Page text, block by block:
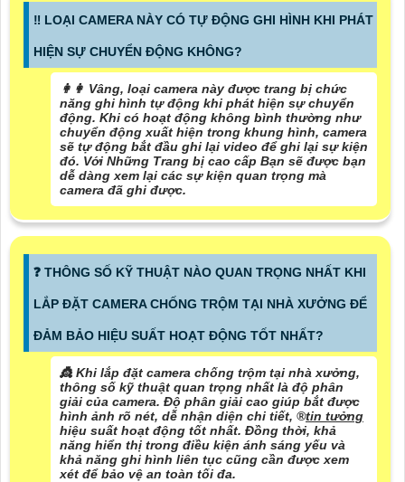
‼️ LOẠI CAMERA NÀY CÓ TỰ ĐỘNG GHI HÌNH KHI PHÁT
HIỆN SỰ CHUYỂN ĐỘNG KHÔNG?
️👩‍👩 Vâng, loại camera này được trang bị chức
năng ghi hình tự động khi phát hiện sự chuyển
động. Khi có hoạt động không bình thường như
chuyển động xuất hiện trong khung hình, camera
sẽ tự động bắt đầu ghi lại video để ghi lại sự kiện
đó. Với Những Trang bị cao cấp Bạn sẽ được bạn
dễ dàng xem lại các sự kiện quan trọng mà
camera đã ghi được.
️❓ THÔNG SỐ KỸ THUẬT NÀO QUAN TRỌNG NHẤT KHI
LẮP ĐẶT CAMERA CHỐNG TRỘM TẠI NHÀ XƯỞNG ĐỂ
ĐẢM BẢO HIỆU SUẤT HOẠT ĐỘNG TỐT NHẤT?
👸 Khi lắp đặt camera chống trộm tại nhà xưởng,
thông số kỹ thuật quan trọng nhất là độ phân
giải của camera. Độ phân giải cao giúp bắt được
hình ảnh rõ nét, dễ nhận diện chi tiết, ®️tin tưởng
hiệu suất hoạt động tốt nhất. Đồng thời, khả
năng hiển thị trong điều kiện ánh sáng yếu và
khả năng ghi hình liên tục cũng cần được xem
xét để bảo vệ an toàn tối đa.